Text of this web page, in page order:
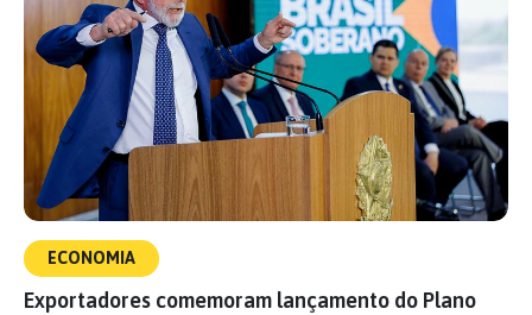
ECONOMIA
Exportadores comemoram lançamento do Plano